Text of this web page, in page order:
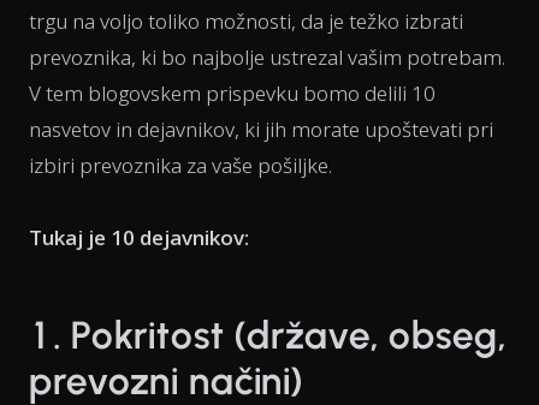
trgu na voljo toliko možnosti, da je težko izbrati
prevoznika, ki bo najbolje ustrezal vašim potrebam.
V tem blogovskem prispevku bomo delili 10
nasvetov in dejavnikov, ki jih morate upoštevati pri
izbiri prevoznika za vaše pošiljke.
Tukaj je 10 dejavnikov:
1. Pokritost (države, obseg,
prevozni načini)